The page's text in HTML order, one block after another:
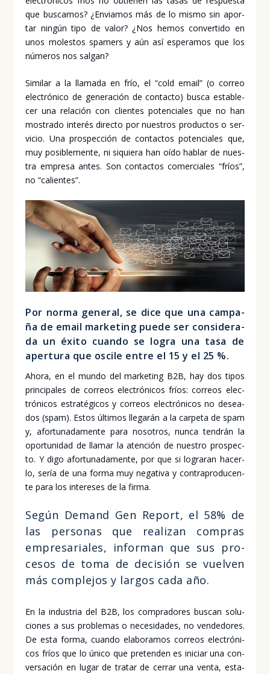
que bus­ca­mos? ¿Envia­mos más de lo mis­mo sin apor­
tar nin­gún tipo de valor? ¿Nos hemos con­ver­ti­do en
unos moles­tos spa­mers y aún así espe­ra­mos que los
núme­ros nos sal­gan?
Simi­lar a la lla­ma­da en frío, el “cold email” (o correo
elec­tró­ni­co de gene­ra­ción de con­tac­to) bus­ca esta­ble­
cer una rela­ción con clien­tes poten­cia­les que no han
mos­tra­do inte­rés direc­to por nues­tros pro­duc­tos o ser­
vi­cio. Una pros­pec­ción de con­tac­tos poten­cia­les que,
muy posi­ble­men­te, ni siquie­ra han oído hablar de nues­
tra empre­sa antes. Son con­tac­tos comer­cia­les “fríos”,
no “calien­tes”.
Por nor­ma gene­ral, se dice que una cam­pa­
ña de email mar­ke­ting pue­de ser con­si­de­ra­
da un éxi­to cuan­do se logra una tasa de
aper­tu­ra que osci­le entre el 15 y el 25 %.
Aho­ra, en el mun­do del mar­ke­ting B2B, hay dos tipos
prin­ci­pa­les de correos elec­tró­ni­cos fríos: correos elec­
tró­ni­cos estra­té­gi­cos y correos elec­tró­ni­cos no desea­
dos (spam). Estos últi­mos lle­ga­rán a la car­pe­ta de spam
y, afor­tu­na­da­men­te para noso­tros, nun­ca ten­drán la
opor­tu­ni­dad de lla­mar la aten­ción de nues­tro pros­pec­
to. Y digo afor­tu­na­da­men­te, por que si logra­ran hacer­
lo, sería de una for­ma muy nega­ti­va y con­tra­pro­du­cen­
te para los intere­ses de la fir­ma.
Según Demand Gen Report, el 58% de
las per­so­nas que rea­li­zan com­pras
empre­sa­ria­les, infor­man que sus pro­
ce­sos de toma de deci­sión se vuel­ven
más com­ple­jos y lar­gos cada año.
En la indus­tria del B2B, los com­pra­do­res bus­can solu­
cio­nes a sus pro­ble­mas o nece­si­da­des, no ven­de­do­res.
De esta for­ma, cuan­do ela­bo­ra­mos correos elec­tró­ni­
cos fríos que lo úni­co que pre­ten­den es ini­ciar una con­
ver­sa­ción en lugar de tra­tar de cerrar una ven­ta, esta­